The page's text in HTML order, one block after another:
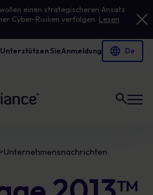
wollen einen strategischeren Ansatz
Cyber-Risiken verfolgen. Lesen
Unterstützen SieAnmeldung
>Unternehmensnachrichten